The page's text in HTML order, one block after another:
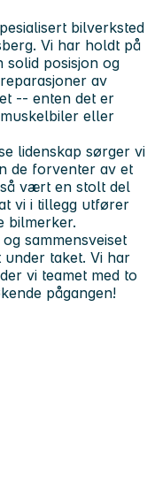
bilverksted
Vi har holdt på
solid posisjon og
av
-- enten det er
eller
lidenskap sørger vi
de forventer av et
vært en stolt del
vi i tillegg utfører
bilmerker.
sammensveiset
taket. Vi har
vi teamet med to
pågangen!